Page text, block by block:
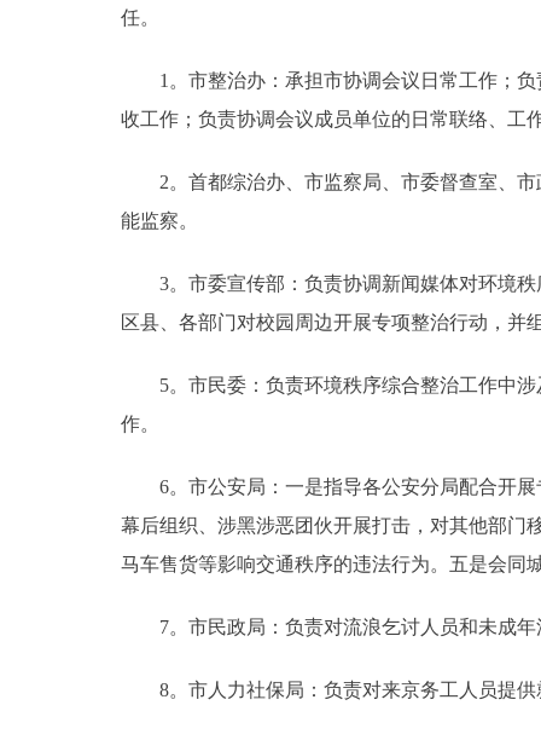
任。
1。市整治办：承担市协调会议日常工作；负
收工作；负责协调会议成员单位的日常联络、工
2。首都综治办、市监察局、市委督查室、市
能监察。
3。市委宣传部：负责协调新闻媒体对环境
区县、各部门对校园周边开展专项整治行动，并
5。市民委：负责环境秩序综合整治工作中涉
作。
6。市公安局：一是指导各公安分局配合开展
幕后组织、涉黑涉恶团伙开展打击，对其他部门
马车售货等影响交通秩序的违法行为。五是会同
7。市民政局：负责对流浪乞讨人员和未成年
8。市人力社保局：负责对来京务工人员提供